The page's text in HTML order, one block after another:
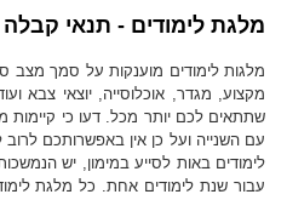
מלגת לימודים - תנאי קבלה
מלגות לימודים מוענקות על סמך מצב
מקצוע, מגדר, אוכלוסייה, יוצאי צבא
שתתאים לכם יותר מכל. דעו כי קיימות
עם השנייה ועל כן אין באפשרותכם
לימודים באות לסייע במימון, יש
עבור שנת לימודים אחת. כל מלגת